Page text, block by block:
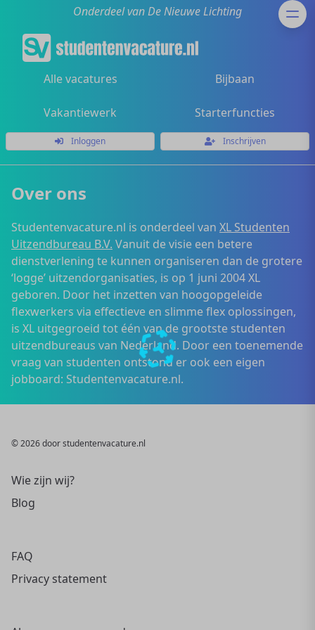
Onderdeel van De Nieuwe Lichting
Alle vacatures Bijbaan
Vakantiewerk Starterfuncties
Inloggen Inschrijven
Over ons
Studentenvacature.nl is onderdeel van XL Studenten
Uitzendbureau B.V. Vanuit de visie een betere
dienstverlening te kunnen organiseren dan de grotere
‘logge’ uitzendorganisaties, is op 1 juni 2004 XL
geboren. Door het inzetten van hoogopgeleide
flexwerkers via effectieve en slimme flex oplossingen,
is XL uitgegroeid tot één van de grootste studenten
uitzendbureaus van Nederland. Door een toenemende
vraag van studenten ontstond er ook een eigen
jobboard: Studentenvacature.nl.
© 2026 door studentenvacature.nl
Wie zijn wij?
Blog
FAQ
Privacy statement